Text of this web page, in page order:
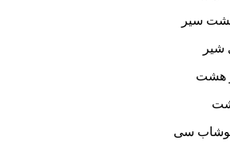
سیر
شیر
و هشت
سى